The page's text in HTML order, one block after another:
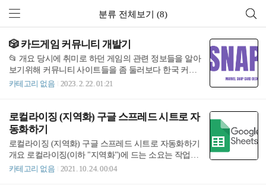
분류 전체보기 (8)
🎲 카드게임 커뮤니티 개발기
📂 개요 당시에 취미로 하던 게임의 관련 정보들을 알아
보기위해 커뮤니티 사이트들을 좀 둘러보다 한국 커뮤
니티 사이트가 없는걸 알게됐다. 물론 이미 만들어진 해
이런점들과 과거에 했던 게임관련 웹프로젝트가 여러
커뮤니티에서 자생적으로 홍보되어 피드백이나, 의견
들을 들을 수 있던것이 생각나 내가 한번 개발해볼까 라
는 마음으로 진행해보기로 했다. ❓ 뭘 개발했나 먼저 사
이트내에서 다루는 가장 큰 주제인 마블스냅이라는 카
드게임에서는 16장의 각기 다른 카드를 하나의 덱(카드
카테고리 없음 2023. 2. 22. 01:21
로컬라이징 (지역화) 구글 스프레드 시트로 자
동화하기
로컬라이징 (지역화) 구글 스프레드 시트로 자동화하기
개요 로컬라이징(이하 "지역화")에 드는 소요는 작업의
복잡도와는 별개로 상당히 번거롭고, 소통이 어려운 부
카테고리 없음 2021. 10. 24. 00:04